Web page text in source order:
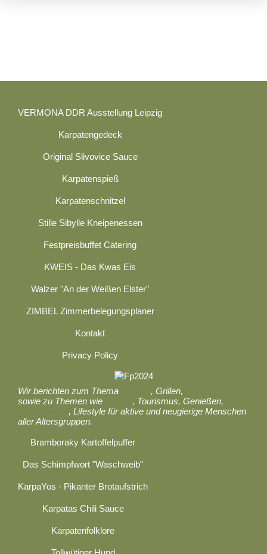
VERMONA DDR Ausstellung Leipzig
Karpatengedeck
Original Slivovice Sauce
Karpatenspieß
Karpatenschnitzel
Stille Sibylle Kneipenessen
Festpreisbuffet Catering
KWEIS - Das Kwas Eis
Walzer "An der Weißen Elster"
ZIMBEL Zimmerbelegungsplaner
Kontakt
Privacy Policy
Wir berichten zum Thema , Grillen,
sowie zu Themen wie
, Tourismus, Genießen,
, Lifestyle für aktive und neugierige Menschen
aller Altersgruppen.
Bramboraky Kartoffelpuffer
Das Schimpfwort "Waschweib"
KarpaYos - Pikanter Brotaufstrich
Karpatas Chili Sauce
Karpatenfolklore